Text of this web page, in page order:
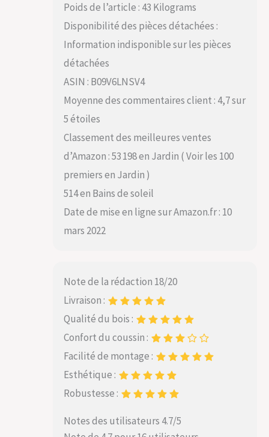
Poids de l’article : 43 Kilograms
Disponibilité des pièces détachées :
Information indisponible sur les pièces
détachées
ASIN : B09V6LNSV4
Moyenne des commentaires client : 4,7 sur
5 étoiles
Classement des meilleures ventes
d’Amazon : 53 198 en Jardin ( Voir les 100
premiers en Jardin )
514 en Bains de soleil
Date de mise en ligne sur Amazon.fr : 10
mars 2022
Note de la rédaction 18/20
Livraison :
Qualité du bois :
Confort du coussin :
Facilité de montage :
Esthétique :
Robustesse :
Notes des utilisateurs 4.7/5